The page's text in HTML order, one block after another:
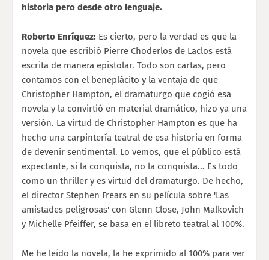
historia pero desde otro lenguaje.
Roberto Enríquez: Es cierto, pero la verdad es que la
novela que escribió Pierre Choderlos de Laclos está
escrita de manera epistolar. Todo son cartas, pero
contamos con el beneplácito y la ventaja de que
Christopher Hampton, el dramaturgo que cogió esa
novela y la convirtió en material dramático, hizo ya una
versión. La virtud de Christopher Hampton es que ha
hecho una carpintería teatral de esa historia en forma
de devenir sentimental. Lo vemos, que el público está
expectante, si la conquista, no la conquista... Es todo
como un thriller y es virtud del dramaturgo. De hecho,
el director Stephen Frears en su película sobre 'Las
amistades peligrosas' con Glenn Close, John Malkovich
y Michelle Pfeiffer, se basa en el libreto teatral al 100%.
Me he leído la novela, la he exprimido al 100% para ver